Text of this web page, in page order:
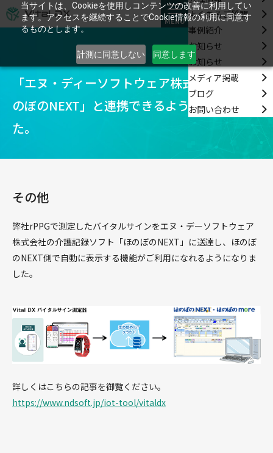
当サイトは、Cookieを使用しコンテンツの改善に利用してい
ます。アクセスを継続することでCookie情報の利用に同意す
るものとします。
計測に同意しない 同意します
MENU
よくあるご質問
事例紹介
お知らせ
お知らせ
メディア掲載
ブログ
お問い合わせ
「エヌ・ディーソフトウェア株式会社の「ほ
のぼのNEXT」と連携できるようになりまし
た。
その他
弊社rPPGで測定したバイタルサインをエヌ・デーソフトウェア
株式会社の介護記録ソフト「ほのぼのNEXT」に送達し、ほのぼ
のNEXT側で自動に表示する機能がご利用になれるようになりま
した。
詳しくはこちらの記事を御覧ください。
https://www.ndsoft.jp/iot-tool/vitaldx